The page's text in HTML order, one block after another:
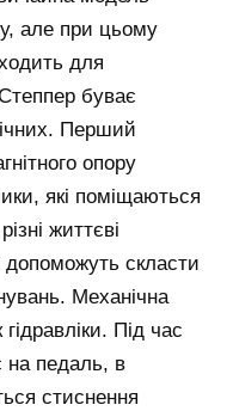
але при цьому
для
буває
Перший
опору
які поміщаються
життєві
допоможуть скласти
Механічна
Під час
на педаль, в
стиснення